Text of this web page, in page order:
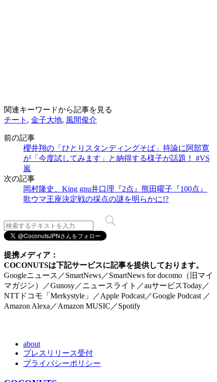
関連キーワードから記事を見る
チート , 金子大地, 風間俊介
前の記事
櫻井翔の「ひとりスタンディングそば」持論に阿部寛
が「今度試してみます」と納得する様子が話題！ #VS
嵐
次の記事
岡村隆史、King gnu井口理『2点』熊田曜子『100点』
歌ウマ王座決定戦の採点の謎を明らかに!?
提携メディア：
COCONUTSは下記サービスに記事を提供しております。
Googleニュース／SmartNews／SmartNews for docomo（旧マイ
マガジン）／Gunosy／ニュースライト／auサービスToday／
NTTドコモ「Merkystyle」／Apple Podcast／Google Podcast ／
Amazon Alexa／Amazon MUSIC／Spotify
about
プレスリリース受付
プライバシーポリシー